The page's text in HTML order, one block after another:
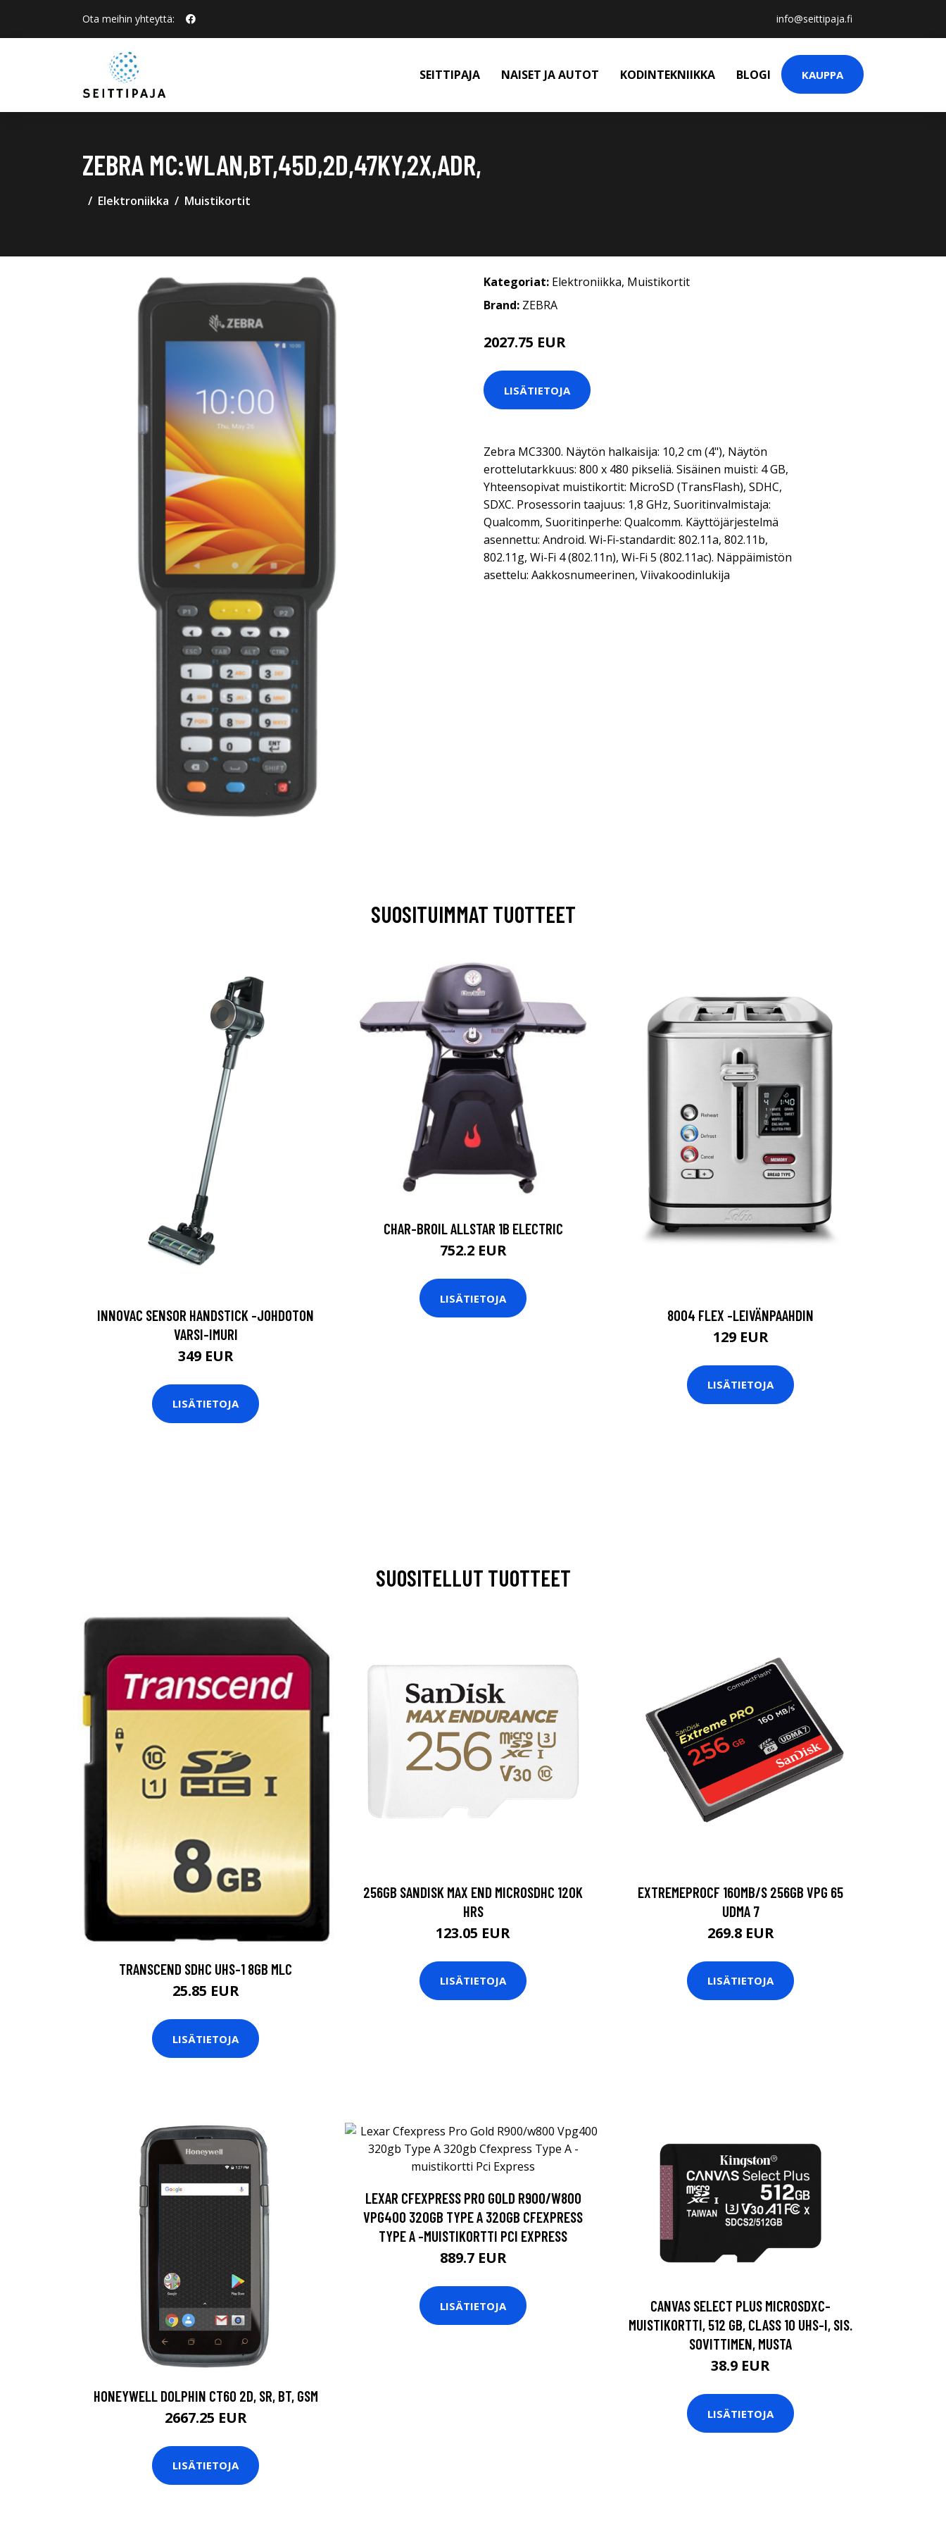
Ota meihin yhteyttä: info@seittipaja.fi
SEITTIPAJA NAISET JA AUTOT KODINTEKNIIKKA BLOGI KAUPPA
ZEBRA MC:WLAN,BT,45D,2D,47KY,2X,ADR,
Elektroniikka Muistikortit
Kategoriat: Elektroniikka, Muistikortit
Brand: ZEBRA
2027.75 EUR
LISÄTIETOJA
Zebra MC3300. Näytön halkaisija: 10,2 cm (4"), Näytön
erottelutarkkuus: 800 x 480 pikseliä. Sisäinen muisti: 4 GB,
Yhteensopivat muistikortit: MicroSD (TransFlash), SDHC,
SDXC. Prosessorin taajuus: 1,8 GHz, Suoritinvalmistaja:
Qualcomm, Suoritinperhe: Qualcomm. Käyttöjärjestelmä
asennettu: Android. Wi-Fi-standardit: 802.11a, 802.11b,
802.11g, Wi-Fi 4 (802.11n), Wi-Fi 5 (802.11ac). Näppäimistön
asettelu: Aakkosnumeerinen, Viivakoodinlukija
SUOSITUIMMAT TUOTTEET
INNOVAC SENSOR HANDSTICK -JOHDOTON
VARSI-IMURI
349 EUR
LISÄTIETOJA
CHAR-BROIL ALLSTAR 1B ELECTRIC
752.2 EUR
LISÄTIETOJA
8004 FLEX -LEIVÄNPAAHDIN
129 EUR
LISÄTIETOJA
SUOSITELLUT TUOTTEET
TRANSCEND SDHC UHS-1 8GB MLC
25.85 EUR
LISÄTIETOJA
256GB SANDISK MAX END MICROSDHC 120K
HRS
123.05 EUR
LISÄTIETOJA
EXTREMEPROCF 160MB/S 256GB VPG 65
UDMA 7
269.8 EUR
LISÄTIETOJA
HONEYWELL DOLPHIN CT60 2D, SR, BT, GSM
2667.25 EUR
LISÄTIETOJA
LEXAR CFEXPRESS PRO GOLD R900/W800
VPG400 320GB TYPE A 320GB CFEXPRESS
TYPE A -MUISTIKORTTI PCI EXPRESS
889.7 EUR
LISÄTIETOJA
CANVAS SELECT PLUS MICROSDXC-
MUISTIKORTTI, 512 GB, CLASS 10 UHS-I, SIS.
SOVITTIMEN, MUSTA
38.9 EUR
LISÄTIETOJA